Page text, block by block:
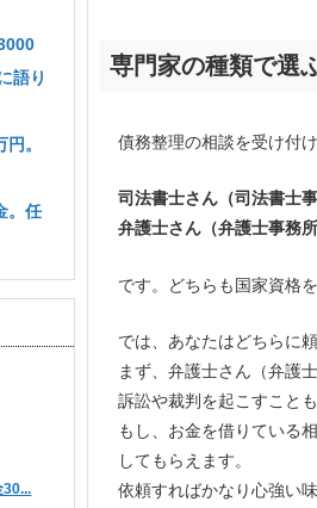
専門家の種類で選
債務整理の相談を受け付
司法書士さん（司法書士事
弁護士さん（弁護士事務所
です。どちらも国家資格
では、あなたはどちらに
まず、弁護士さん（弁護
訴訟や裁判を起こすこと
もし、お金を借りている
してもらえます。
依頼すればかなり心強い
語り
。
。任
30...